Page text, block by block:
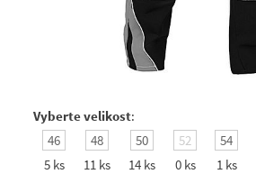
Vyberte velikost:
46
5 ks
48
11 ks
50
14 ks
52
0 ks
54
1 ks